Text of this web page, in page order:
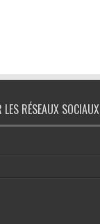
RÉSEAUX SOCIAUX